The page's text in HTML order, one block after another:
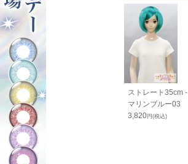
80cm - マリ
ー03
円(税込)
ストレート35cm -
マリンブルー03
3,820円(税込)